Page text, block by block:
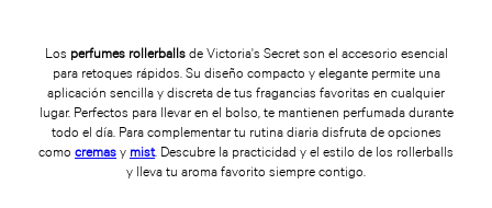
Los perfumes rollerballsde Victoria's Secret son el accesorio esencial
para retoques rápidos. Su diseño compacto y elegante permite una
aplicación sencilla y discreta de tus fragancias favoritas en cualquier
lugar. Perfectos para llevar en el bolso, te mantienen perfumada durante
todo el día. Para complementar tu rutina diaria disfruta de opciones
como cremas y mist. Descubre la practicidad y el estilo de los rollerballs
y lleva tu aroma favorito siempre contigo.